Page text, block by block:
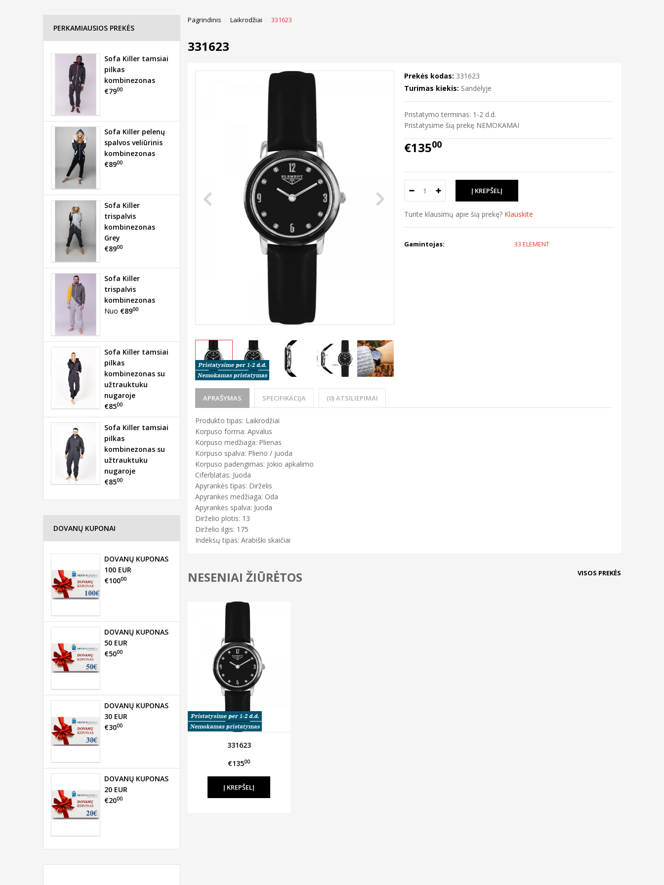
Pagrindinis Laikrodžiai 331623
331623
Prekės kodas: 331623
Turimas kiekis: Sandėlyje
Pristatymo terminas: 1-2 d.d.
Pristatysime šią prekę NEMOKAMAI
€13500
Turite klausimų apie šią prekę? Klauskite
Gamintojas: 33 ELEMENT
APRAŠYMAS SPECIFIKACIJA (0) ATSILIEPIMAI
Produkto tipas: Laikrodžiai
Korpuso forma: Apvalus
Korpuso medžiaga: Plienas
Korpuso spalva: Plieno / juoda
Korpuso padengimas: Jokio apkalimo
Ciferblatas: Juoda
Apyrankės tipas: Dirželis
Apyrankės medžiaga: Oda
Apyrankės spalva: Juoda
Dirželio plotis: 13
Dirželio ilgis: 175
Indeksų tipas: Arabiški skaičiai
NESENIAI ŽIŪRĖTOS VISOS PREKĖS
331623
€13500
PERKAMIAUSIOS PREKĖS
Sofa Killer tamsiai
pilkas
kombinezonas
€7900
Sofa Killer pelenų
spalvos veliūrinis
kombinezonas
€8900
Sofa Killer
trispalvis
kombinezonas
Grey
€8900
Sofa Killer
trispalvis
kombinezonas
Nuo €8900
Sofa Killer tamsiai
pilkas
kombinezonas su
užtrauktuku
nugaroje
€8500
Sofa Killer tamsiai
pilkas
kombinezonas su
užtrauktuku
nugaroje
€8500
DOVANŲ KUPONAI
DOVANŲ KUPONAS
100 EUR
€10000
DOVANŲ KUPONAS
50 EUR
€5000
DOVANŲ KUPONAS
30 EUR
€3000
DOVANŲ KUPONAS
20 EUR
€2000